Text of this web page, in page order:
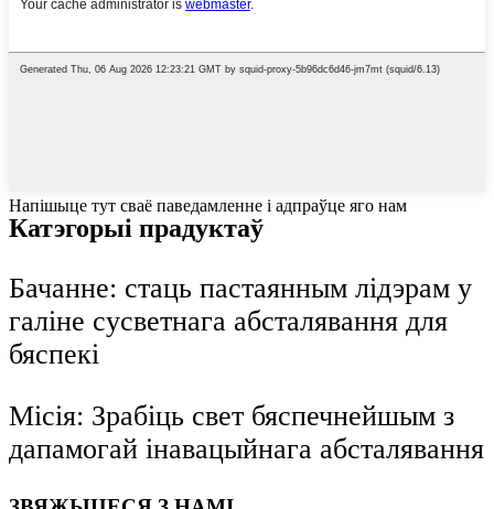
Напішыце тут сваё паведамленне і адпраўце яго нам
Катэгорыі прадуктаў
Бачанне: стаць пастаянным лідэрам у
галіне сусветнага абсталявання для
бяспекі
Місія: Зрабіць свет бяспечнейшым з
дапамогай інавацыйнага абсталявання